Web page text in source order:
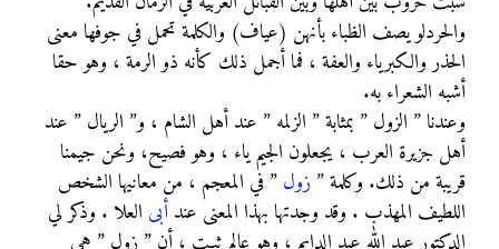
والحردلو يصف الظباء بأنهن (عياف) والكلمة تحمل في جوفها معنى
الحذر والكبرياء والعفة ، فما أجمل ذلك كأنه ذو الرمة ، وهو حقا
أشبه الشعراء به.
وعندنا ” الزول ” بمثابة ” الزلمه ” عند أهل الشام ، و” الريال ” عند
أهل جزيرة العرب ، يجعلون الجيم ياء ، وهو فصيح، ونحن جيمنا
قريبة من ذلك. وكلمة ”زول” في المعجم ، من معانيها الشخص
اللطيف المهذب . وقد وجدتها بهذا المعنى عندأبى العلا . وذكر لي